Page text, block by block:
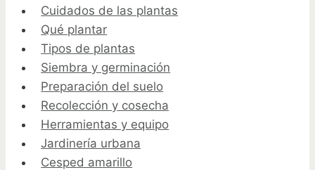
Cuidados de las plantas
Qué plantar
Tipos de plantas
Siembra y germinación
Preparación del suelo
Recolección y cosecha
Herramientas y equipo
Jardinería urbana
Cesped amarillo